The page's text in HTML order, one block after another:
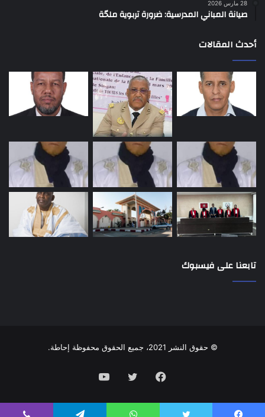
28 مارس 2026
صيانة المباني المدرسية: ضرورة تربوية ملحّة
أحدث المقالات
تابعنا على فيسبوك
© حقوق النشر 2021، جميع الحقوق محفوظة إحاطة.
فيسبوك تويتر يوتيوب